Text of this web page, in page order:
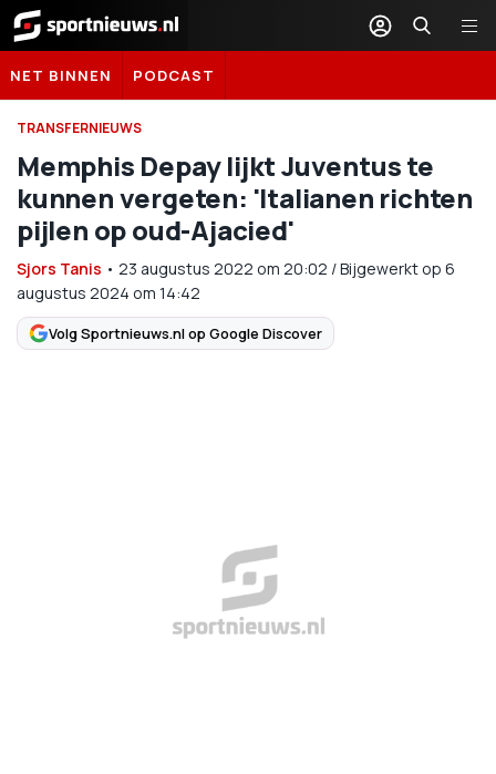
Sportnieuws.nl
NET BINNEN PODCAST
TRANSFERNIEUWS
Memphis Depay lijkt Juventus te
kunnen vergeten: 'Italianen richten
pijlen op oud-Ajacied'
Sjors Tanis • 23 augustus 2022 om 20:02 /Bijgewerkt op 6
augustus 2024 om 14:42
Volg Sportnieuws.nl op Google Discover